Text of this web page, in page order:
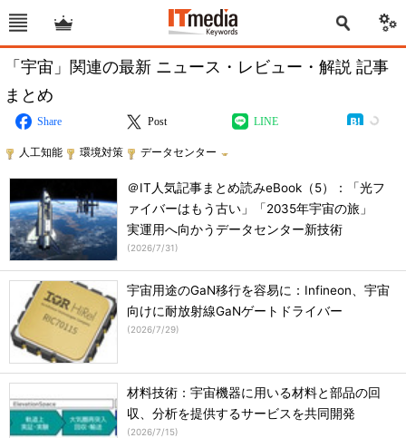
「宇宙」関連の最新 ニュース・レビュー・解説 記事
まとめ
Share Post LINE
人工知能 環境対策 データセンター
＠IT人気記事まとめ読みeBook（5）：「光フ
ァイバーはもう古い」「2035年宇宙の旅」
実運用へ向かうデータセンター新技術
(2026/7/31)
宇宙用途のGaN移行を容易に：Infineon、宇宙
向けに耐放射線GaNゲートドライバー
(2026/7/29)
材料技術：宇宙機器に用いる材料と部品の回
収、分析を提供するサービスを共同開発
(2026/7/15)